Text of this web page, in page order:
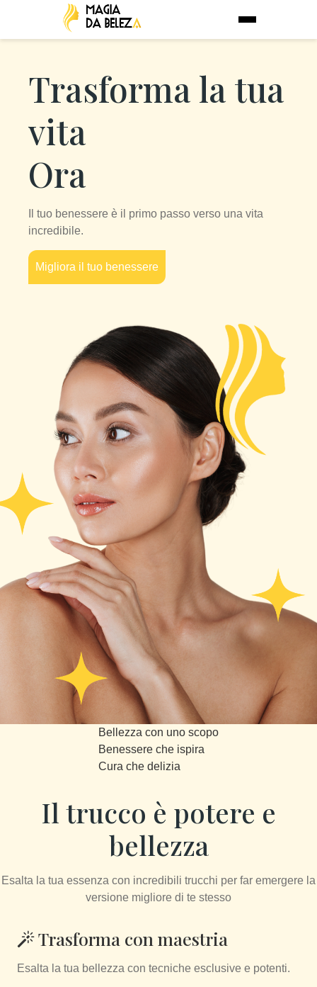
Trasforma la tua
vita
Ora
Il tuo benessere è il primo passo verso una vita
incredibile.
Migliora il tuo benessere
Bellezza con uno scopo
Benessere che ispira
Cura che delizia
Il trucco è potere e
bellezza
Esalta la tua essenza con incredibili trucchi per far emergere la
versione migliore di te stesso
Trasforma con maestria
Esalta la tua bellezza con tecniche esclusive e potenti.